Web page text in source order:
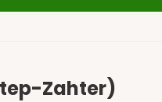
Zahter)